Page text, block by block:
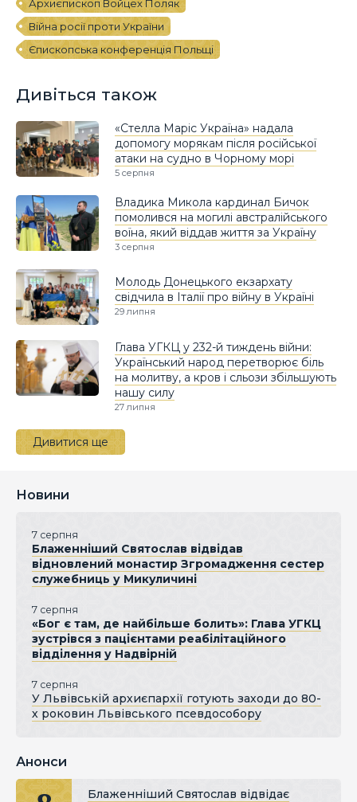
Архиєпископ Войцех Поляк
Війна росії проти України
Єпископська конференція Польщі
Дивіться також
«Стелла Маріс Україна» надала
допомогу морякам після російської
атаки на судно в Чорному морі
5 серпня
Владика Микола кардинал Бичок
помолився на могилі австралійського
воїна, який віддав життя за Україну
3 серпня
Молодь Донецького екзархату
свідчила в Італії про війну в Україні
29 липня
Глава УГКЦ у 232-й тиждень війни:
Український народ перетворює біль
на молитву, а кров і сльози збільшують
нашу силу
27 липня
Дивитися ще
Новини
7 серпня
Блаженніший Святослав відвідав
відновлений монастир Згромадження сестер
служебниць у Микуличині
7 серпня
«Бог є там, де найбільше болить»: Глава УГКЦ
зустрівся з пацієнтами реабілітаційного
відділення у Надвірній
7 серпня
У Львівській архиєпархії готують заходи до 80-
х роковин Львівського псевдособору
Анонси
Блаженніший Святослав відвідає